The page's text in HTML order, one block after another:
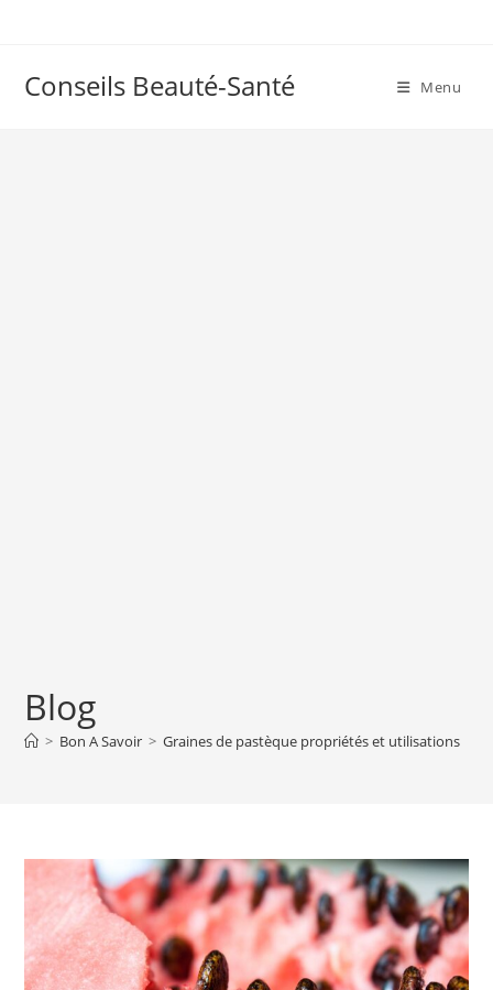
Conseils Beauté-Santé Menu
Blog
> Bon A Savoir > Graines de pastèque propriétés et utilisations